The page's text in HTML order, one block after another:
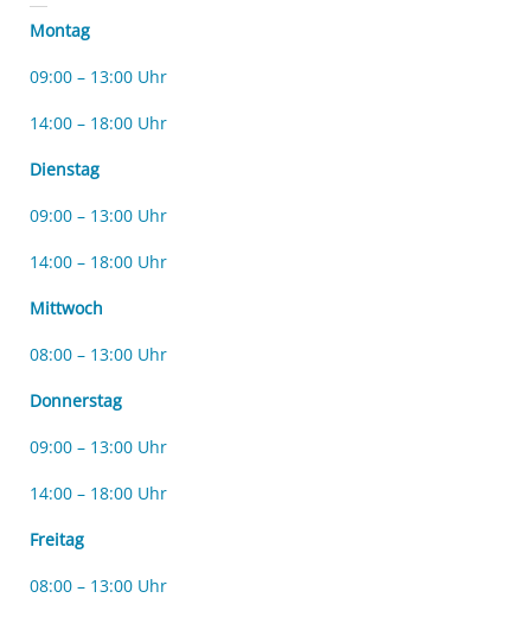
Montag
09:00 – 13:00 Uhr
14:00 – 18:00 Uhr
Dienstag
09:00 – 13:00 Uhr
14:00 – 18:00 Uhr
Mittwoch
08:00 – 13:00 Uhr
Donnerstag
09:00 – 13:00 Uhr
14:00 – 18:00 Uhr
Freitag
08:00 – 13:00 Uhr